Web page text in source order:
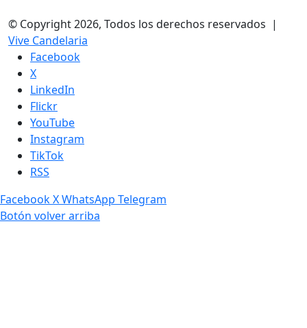
© Copyright 2026, Todos los derechos reservados |
Vive Candelaria
Facebook
X
LinkedIn
Flickr
YouTube
Instagram
TikTok
RSS
FacebookXWhatsApp Telegram
Botón volver arriba